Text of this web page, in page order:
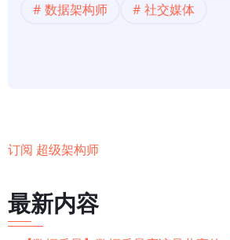
数据架构师
社交媒体
订阅 超级架构师
最新内容